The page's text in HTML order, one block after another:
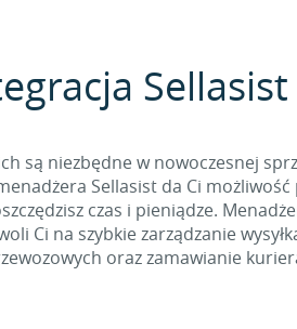
są niezbędne w nowoczesnej
Sellasist da Ci
czas i pieniądze.
Ci na szybkie zarządzanie
oraz zamawianie